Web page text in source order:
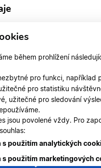
(IDT)
klubu TK
během prohlížení
pro funkci, například
pro statistiku
užitečné pro sledování
jsou povolené vždy. Pro
s použitím analytických
s použitím marketingových